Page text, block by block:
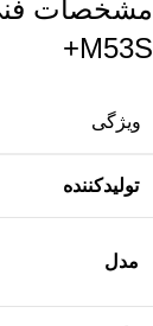
M53S+
ویژگی
تولیدکننده
مدل